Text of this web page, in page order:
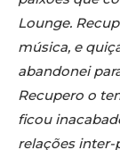
Lounge.
música, e
abandonei
Recupero o
ficou
relações inter-